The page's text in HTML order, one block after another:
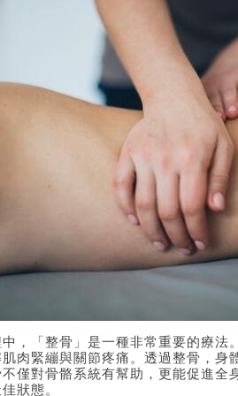
，「整骨」是一種非常重要的療法
肉緊繃與關節疼痛。透過整骨 ，身
僅對骨骼系統有幫助，更能促進全
狀態。